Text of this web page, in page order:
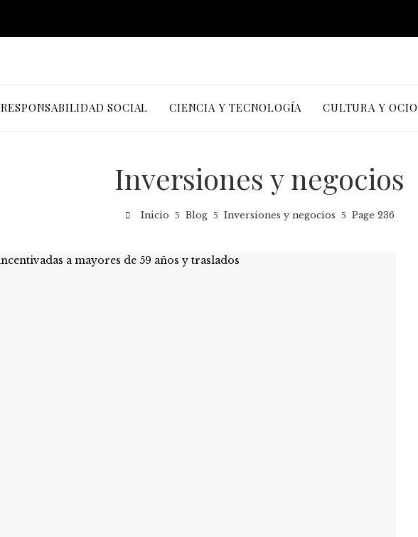
RESPONSABILIDAD SOCIAL CIENCIA Y TECNOLOGÍA CULTURA Y OCIO
Inversiones y negocios
Inicio Blog Inversiones y negocios Page 236